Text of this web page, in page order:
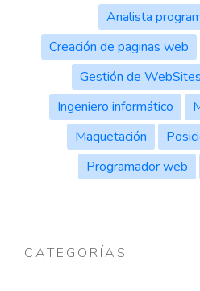
Analista
Creación de paginas web
Gestión de WebSites
Ingeniero informático
Maquetación
Programador web
CATEGORÍAS